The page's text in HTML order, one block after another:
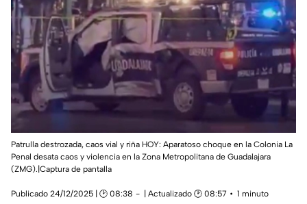
Patrulla destrozada, caos vial y riña HOY: Aparatoso choque en la Colonia La
Penal desata caos y violencia en la Zona Metropolitana de Guadalajara
(ZMG).|Captura de pantalla
Publicado 24/12/2025 | 🕑 08:38 | Actualizado 🕑 08:57
1 minuto